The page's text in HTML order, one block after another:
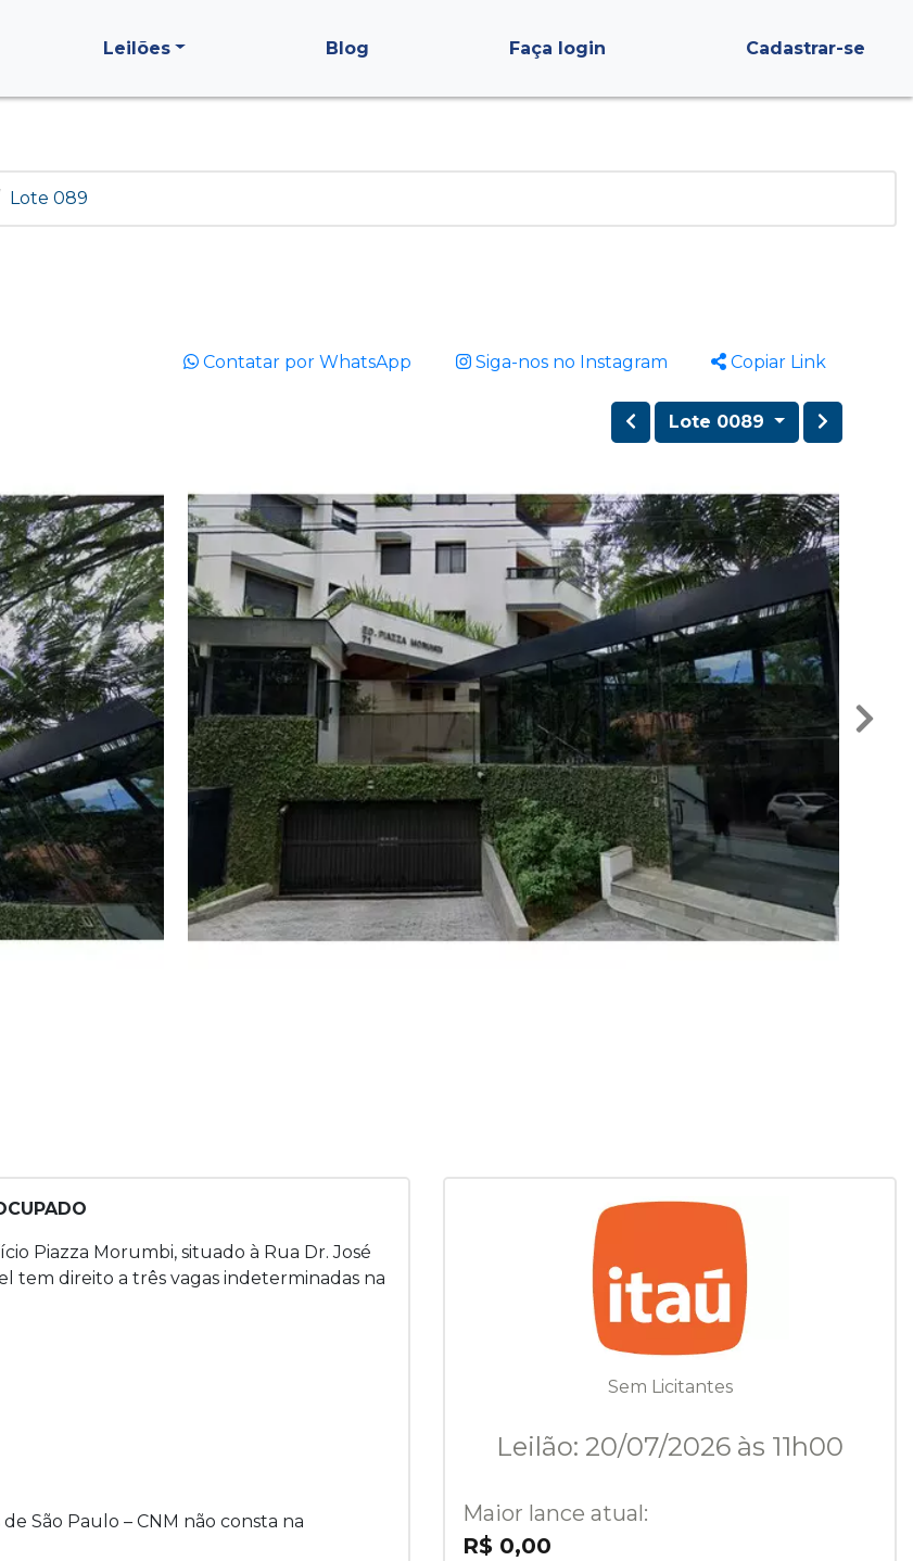
Leilões Blog Faça login Cadastrar-se
Lote 089
Contatar por WhatsApp Siga-nos no Instagram Copiar Link
Lote 0089
Piazza Morumbi, situado à Rua Dr. José
tem direito a três vagas indeterminadas na
São Paulo – CNM não consta na
Sem Licitantes
Leilão: 20/07/2026 às 11h00
Maior lance atual:
R$ 0,00